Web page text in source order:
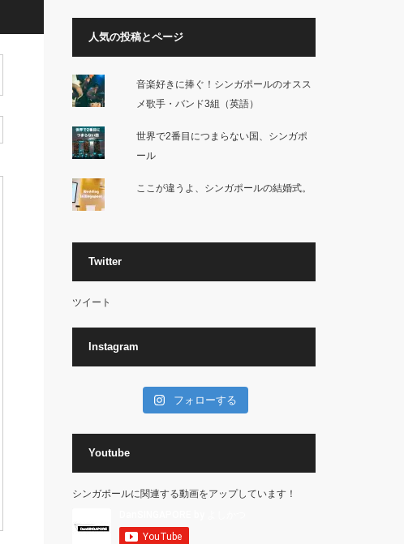
人気の投稿とページ
音楽好きに捧ぐ！シンガポールのオスス
メ歌手・バンド3組（英語）
世界で2番目につまらない国、シンガポ
ール
ここが違うよ、シンガポールの結婚式。
Twitter
ツイート
Instagram
フォローする
Youtube
シンガポールに関連する動画をアップしています！